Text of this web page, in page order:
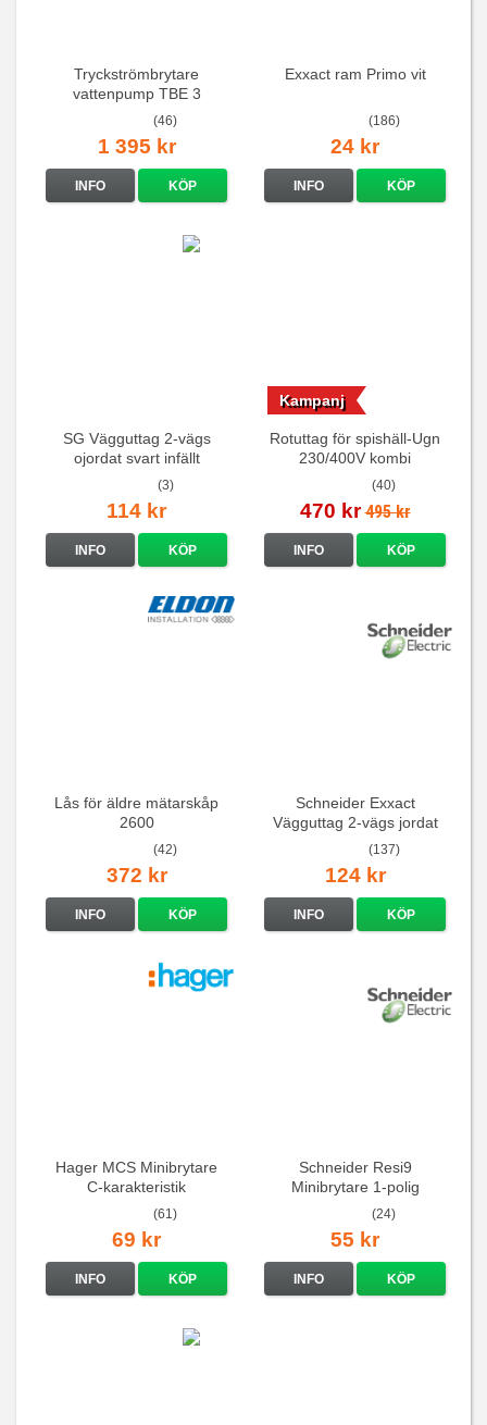
Tryckströmbrytare
vattenpump TBE 3
(46)
1 395 kr
INFO KÖP
Exxact ram Primo vit
(186)
24 kr
INFO KÖP
SG Vägguttag 2-vägs
ojordat svart infällt
16A/250V
(3)
114 kr
INFO KÖP
Rotuttag för spishäll-Ugn
230/400V kombi
(40)
Kampanj
470 kr 495 kr
INFO KÖP
Lås för äldre mätarskåp
2600
(42)
372 kr
INFO KÖP
Schneider Exxact
Vägguttag 2-vägs jordat
Vit standarduttag
(137)
124 kr
INFO KÖP
Hager MCS Minibrytare
C-karakteristik
QuickConnect
(61)
69 kr
INFO KÖP
Schneider Resi9
Minibrytare 1-polig
(24)
55 kr
INFO KÖP